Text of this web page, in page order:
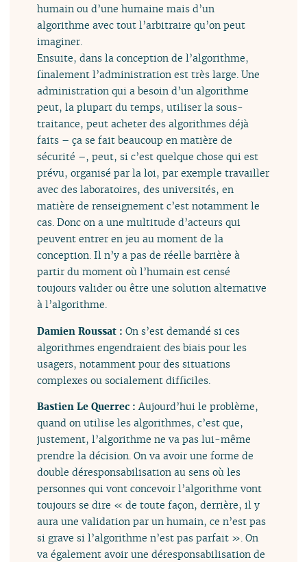
humain ou d’une humaine mais d’un
algorithme avec tout l’arbitraire qu’on peut
imaginer.
Ensuite, dans la conception de l’algorithme,
finalement l’administration est très large. Une
administration qui a besoin d’un algorithme
peut, la plupart du temps, utiliser la sous-
traitance, peut acheter des algorithmes déjà
faits – ça se fait beaucoup en matière de
sécurité –, peut, si c’est quelque chose qui est
prévu, organisé par la loi, par exemple travailler
avec des laboratoires, des universités, en
matière de renseignement c’est notamment le
cas. Donc on a une multitude d’acteurs qui
peuvent entrer en jeu au moment de la
conception. Il n’y a pas de réelle barrière à
partir du moment où l’humain est censé
toujours valider ou être une solution alternative
à l’algorithme.
Damien Roussat :On s’est demandé si ces
algorithmes engendraient des biais pour les
usagers, notamment pour des situations
complexes ou socialement difficiles.
Bastien Le Querrec :Aujourd’hui le problème,
quand on utilise les algorithmes, c’est que,
justement, l’algorithme ne va pas lui-même
prendre la décision. On va avoir une forme de
double déresponsabilisation au sens où les
personnes qui vont concevoir l’algorithme vont
toujours se dire « de toute façon, derrière, il y
aura une validation par un humain, ce n’est pas
si grave si l’algorithme n’est pas parfait ». On
va également avoir une déresponsabilisation de